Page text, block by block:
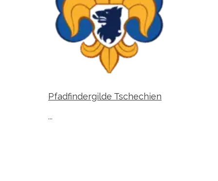
Pfadfindergilde Tschechien
...